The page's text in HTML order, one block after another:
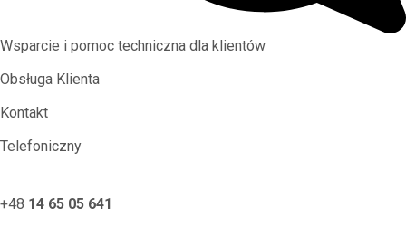
Wsparcie i pomoc techniczna dla klientów
Obsługa Klienta
Kontakt
Telefoniczny
+48 14 65 05 641